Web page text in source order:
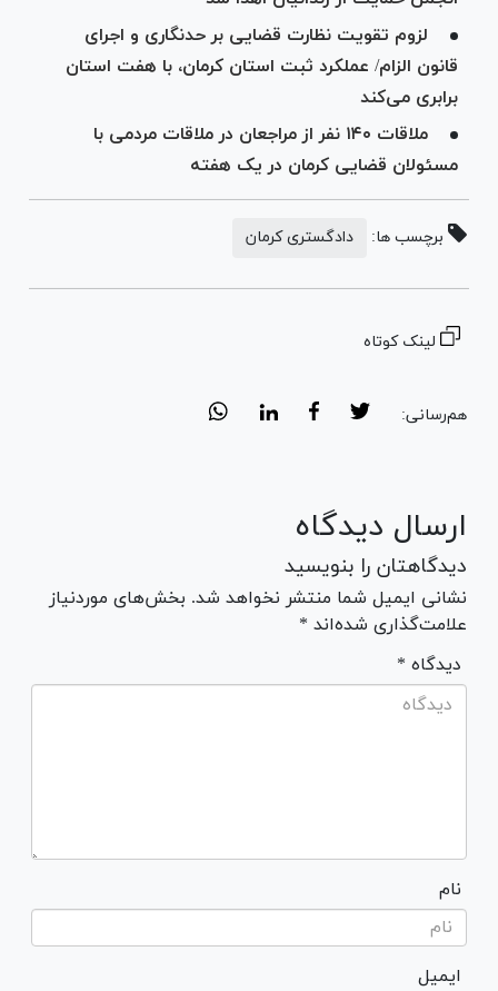
لزوم تقویت نظارت قضایی بر حدنگاری و اجرای
قانون الزام/ عملکرد ثبت استان کرمان، با هفت استان
برابری می‌کند
ملاقات ۱۴۰ نفر از مراجعان در ملاقات مردمی با
مسئولان قضایی کرمان در یک هفته
برچسب ها: دادگستری کرمان
لینک کوتاه
هم‌رسانی:
ارسال دیدگاه
دیدگاهتان را بنویسید
نشانی ایمیل شما منتشر نخواهد شد. بخش‌های موردنیاز
علامت‌گذاری شده‌اند *
* دیدگاه
نام
ایمیل